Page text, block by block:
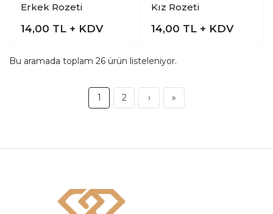
Erkek Rozeti
14,00 TL + KDV
Kız Rozeti
14,00 TL + KDV
Bu aramada toplam 26 ürün listeleniyor.
1 2 › »